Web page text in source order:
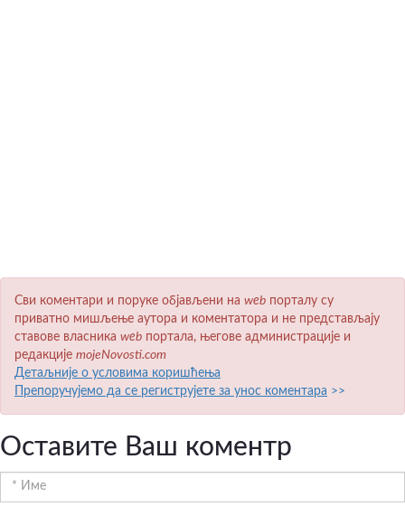
Сви коментари и поруке објављени на wеb порталу су
приватно мишљење аутора и коментатора и не представљају
ставове власника wеb портала, његове администрације и
редакције mojeNovosti.com
Детаљније о условима коришћења
Препоручујемо да се региструјете за унос коментара >>
Оставите Ваш коментр